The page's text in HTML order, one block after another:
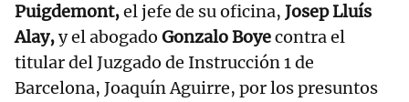
Puigdemont,el jefe de su oficina, Josep Lluís
Alay,y el abogado Gonzalo Boyecontra el
titular del Juzgado de Instrucción 1 de
Barcelona, Joaquín Aguirre, por los presuntos